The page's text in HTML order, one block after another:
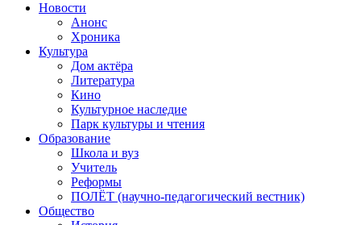
Новости
Анонс
Хроника
Культура
Дом актёра
Литература
Кино
Культурное наследие
Парк культуры и чтения
Образование
Школа и вуз
Учитель
Реформы
ПОЛЁТ (научно-педагогический вестник)
Общество